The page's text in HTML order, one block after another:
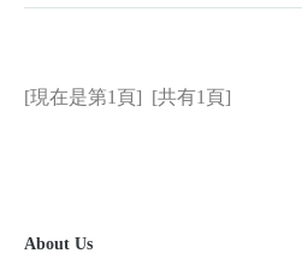
[現在是第1頁] [共有1頁]
About Us